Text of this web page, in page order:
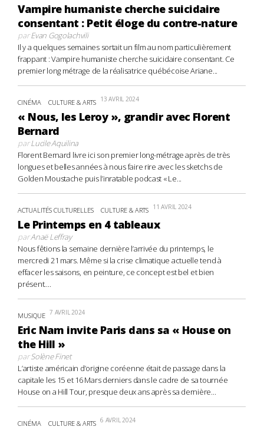
Vampire humaniste cherche suicidaire
consentant : Petit éloge du contre-nature
parEvan Gogolachvili
Il y a quelques semaines sortait un film au nom particulièrement
frappant : Vampire humaniste cherche suicidaire consentant. Ce
premier long métrage de la réalisatrice québécoise Ariane...
CINÉMA CULTURE & ARTS 13 AVRIL 2024
« Nous, les Leroy », grandir avec Florent
Bernard
parLucile Aquilina
Florent Bernard livre ici son premier long-métrage après de très
longues et belles années à nous faire rire avec les sketchs de
Golden Moustache puis l’inratable podcast « Le...
ACTUALITÉS CULTURELLES CULTURE & ARTS 11 AVRIL 2024
Le Printemps en 4 tableaux
parAnaë Leffray
Nous fêtions la semaine dernière l’arrivée du printemps, le
mercredi 21 mars. Même si la crise climatique actuelle tend à
effacer les saisons, en peinture, ce concept est bel et bien
présent....
MUSIQUE 7 AVRIL 2024
Eric Nam invite Paris dans sa « House on
the Hill »
parSolène Finet
L’artiste américain d’origine coréenne était de passage dans la
capitale les 15 et 16 Mars derniers dans le cadre de sa tournée
House on a Hill Tour, presque deux ans après sa dernière...
CINÉMA CULTURE & ARTS 6 AVRIL 2024